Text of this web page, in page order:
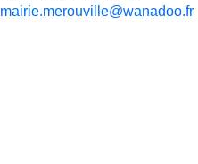
mairie.merouville@wanadoo.fr